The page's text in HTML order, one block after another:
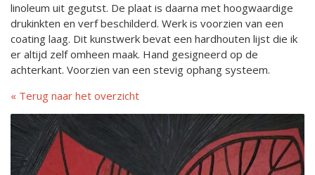
Aktueel
Contact
Nederlands
linoleum uit gegutst. De plaat is daarna met hoogwaardige
drukinkten en verf beschilderd. Werk is voorzien van een
coating laag. Dit kunstwerk bevat een hardhouten lijst die ik
er altijd zelf omheen maak. Hand gesigneerd op de
achterkant. Voorzien van een stevig ophang systeem.
Terug naar het overzicht